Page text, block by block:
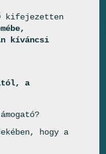
kifejezetten
kíváncsi
a
hogy a